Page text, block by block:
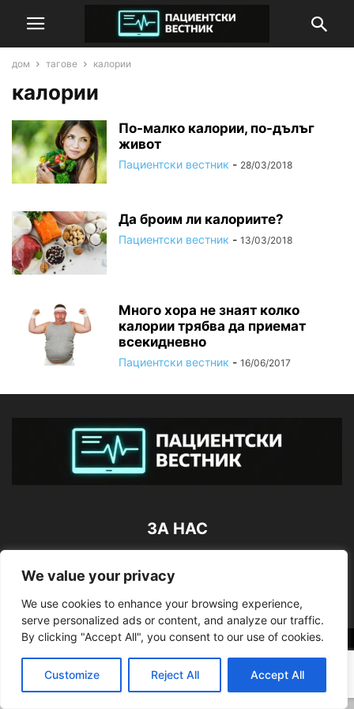
We value your privacy
We use cookies to enhance your browsing experience,
serve personalized ads or content, and analyze our traffic.
By clicking "Accept All", you consent to our use of cookies.
Customize Reject All Accept All
дом тагове калории
калории
По-малко калории, по-дълъг
живот
Пациентски вестник - 28/03/2018
Да броим ли калориите?
Пациентски вестник - 13/03/2018
Много хора не знаят колко
калории трябва да приемат
всекидневно
Пациентски вестник - 16/06/2017
ЗА НАС
ПОСЛЕДВАЙТЕ НИ